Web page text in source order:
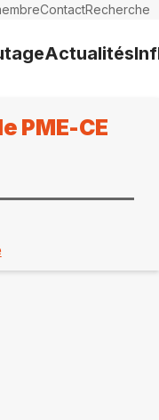
ContactRecherche
Actualités
PME-CE